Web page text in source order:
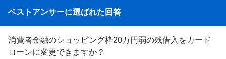
ベストアンサーに選ばれた回答
消費者金融のショッピング枠20万円弱の残借入をカード
ローンに変更できますか？